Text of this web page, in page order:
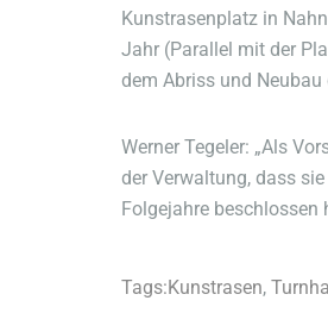
Kunstrasenplatz in
Jahr (Parallel mit der
dem Abriss und Neubau
Werner Tegeler: „Als
der Verwaltung, dass
Folgejahre beschlossen
Tags:Kunstrasen,